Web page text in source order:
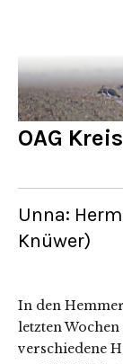
OAG
Unna:
Knüwer)
In den
letzten
verschiedene